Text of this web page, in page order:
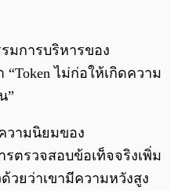
มการบริหารของ
“Token ไม่ก่อให้เกิดความ
”
วามนิยมของ
รตรวจสอบข้อเท็จจริงเพิ่ม
วยว่าเขามีความหวังสูง